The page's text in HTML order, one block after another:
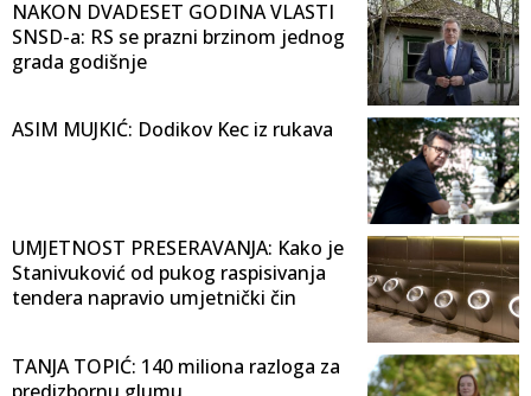
NAKON DVADESET GODINA VLASTI
SNSD-a: RS se prazni brzinom jednog
grada godišnje
ASIM MUJKIĆ: Dodikov Kec iz rukava
UMJETNOST PRESERAVANJA: Kako je
Stanivuković od pukog raspisivanja
tendera napravio umjetnički čin
TANJA TOPIĆ: 140 miliona razloga za